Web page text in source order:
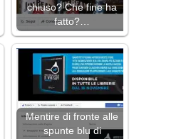
chiuso? Che fine ha
fatto?…
Mentire di fronte alle
spunte blu di